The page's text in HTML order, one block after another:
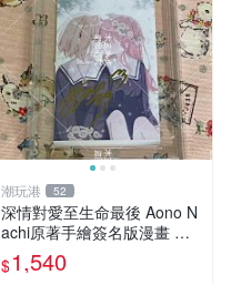
潮玩港 52
深情對愛至生命最後 Aono N
achi原著手繪簽名版漫畫 親
筆簽名限定收藏 命終不渝之
戀情 漫畫珍藏品
$1,540